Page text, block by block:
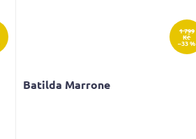
1 799
Kč
–33 %
Batilda Marrone